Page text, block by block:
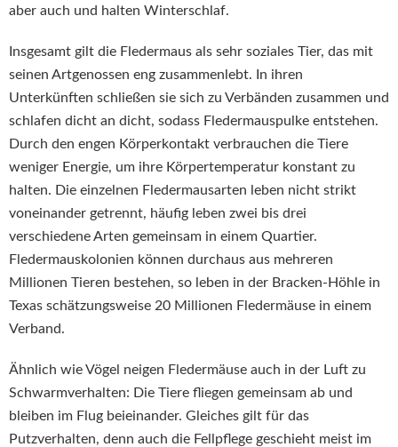
aber auch und halten Winterschlaf.
Insgesamt gilt die Fledermaus als sehr soziales Tier, das mit
seinen Artgenossen eng zusammenlebt. In ihren
Unterkünften schließen sie sich zu Verbänden zusammen und
schlafen dicht an dicht, sodass Fledermauspulke entstehen.
Durch den engen Körperkontakt verbrauchen die Tiere
weniger Energie, um ihre Körpertemperatur konstant zu
halten. Die einzelnen Fledermausarten leben nicht strikt
voneinander getrennt, häufig leben zwei bis drei
verschiedene Arten gemeinsam in einem Quartier.
Fledermauskolonien können durchaus aus mehreren
Millionen Tieren bestehen, so leben in der Bracken-Höhle in
Texas schätzungsweise 20 Millionen Fledermäuse in einem
Verband.
Ähnlich wie Vögel neigen Fledermäuse auch in der Luft zu
Schwarmverhalten: Die Tiere fliegen gemeinsam ab und
bleiben im Flug beieinander. Gleiches gilt für das
Putzverhalten, denn auch die Fellpflege geschieht meist im